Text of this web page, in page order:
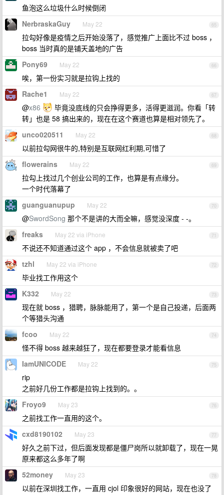
鱼泡这么垃圾什么时候倒闭
65
NerbraskaGuy May 22
拉勾好像是疫情之后开始没落了，感觉推广上面比不过 boss ，
boss 当时真的是铺天盖地的广告
66
Pony69 May 22
唉，第一份实习就是拉钩上找的
67
Rache1 May 22
@x86
毕竟没底线的只会挣得更多，活得更滋润。你看「转
转」也是 58 搞出来的，现在在这个赛道也算是相对领先了。
68
unco020511 May 22
以前拉勾网很牛的,特别是互联网红利期,可惜了
69
flowerains May 22
拉勾上找过几个创业公司的工作，也算是有点缘分。
一个时代落幕了
70
guanguanupup May 22
@SwordSong 那个不是讲的大而全嘛，感觉没深度 - -。
71
freaks May 22 via iPhone
不说还不知道通过这个 app ，不会信息就被卖了吧
72
tzhl May 22 via iPhone
毕业找工作用这个
73
K332 May 22
现在就 boss ，猎聘，脉脉能用了，第一个是自己投递，后面两
个等猎头沟通
74
fcoo May 22
怪不得 boss 越来越狂了，现在都要登录才能看信息
75
IamUNICODE May 22
rip
之前好几份工作都是拉钩上找到的。。
76
Froyo9 May 23
之前找工作一直用的这个。
77
cxd8190102 May 23
好久之前下过，但后面发现都是僵尸岗所以就卸载了，现在一晃
原来都这么多年了啊
78
52money May 23
以前在深圳找工作，一直用 cjol 印象很好的网站，现在也没了